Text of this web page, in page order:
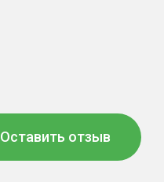
Оставить отзыв